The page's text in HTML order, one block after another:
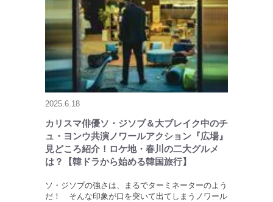
2025.6.18
カリスマ俳優ソ・ジソブ＆大ブレイク中のチ
ュ・ヨンウ共演ノワールアクション『広場』
見どころ紹介！ロケ地・春川の二大グルメ
は？【韓ドラから始める韓国旅行】
ソ・ジソブの強さは、まるでターミネーターのよう
だ！ そんな印象が口を突いて出てしまうノワール